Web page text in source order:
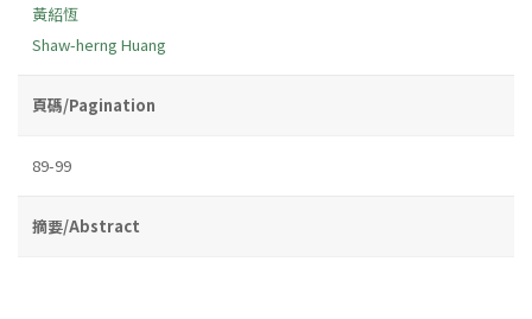
黃紹恆
Shaw-herng Huang
頁碼/Pagination
89-99
摘要/Abstract